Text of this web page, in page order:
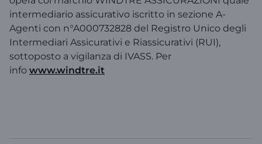
intermediario assicurativo iscritto in sezione A-
Agenti con n°A000732828 del Registro Unico degli
Intermediari Assicurativi e Riassicurativi (RUI),
sottoposto a vigilanza di IVASS. Per
info www.windtre.it